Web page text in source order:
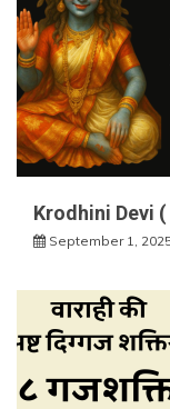
Krodhini Devi
September 1,